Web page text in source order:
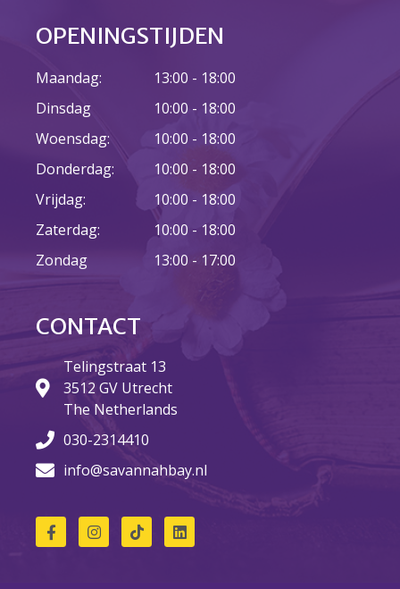
Bestelformulier
Webshop
Sunday
OPENINGSTIJDEN
Maandag:
Dinsdag
Woensdag:
Donderdag:
Vrijdag:
Zaterdag:
Zondag
13:00 - 18:00
10:00 - 18:00
10:00 - 18:00
10:00 - 18:00
10:00 - 18:00
10:00 - 18:00
13:00 - 17:00
CONTACT
Telingstraat 13
3512 GV Utrecht
The Netherlands
030-2314410
info@savannahbay.nl